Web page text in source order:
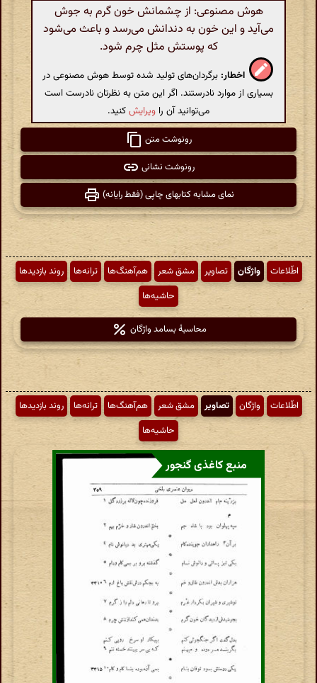
هوش مصنوعی: از چشمانش خون گرم به جوش
می‌آید و این خون به دندانش می‌رسد و باعث می‌شود
که پوستش مثل چرم شود.
اخطار: برگردان‌های تولید شده توسط هوش مصنوعی در
بسیاری از موارد نادرستند. اگر این متن به نظرتان نادرست است
می‌توانید آن را ویرایشکنید.
رونوشت متن
رونوشت نشانی
نمای مشابه کتابهای چاپی (فقط رایانه)
اطّلاعات واژگان تصاویر مشق شعر هم‌آهنگ‌ها ترانه‌ها
روند بازدیدها
حاشیه‌ها
محاسبهٔ بسامد واژگان
اطّلاعات واژگان تصاویر مشق شعر هم‌آهنگ‌ها ترانه‌ها
روند بازدیدها
حاشیه‌ها
منبع کاغذی گنجور